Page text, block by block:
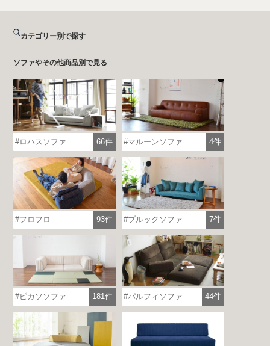
り
カテゴリー別で探す
ソファやその他商品別で見る
ロハスソファ 66件 マルーンソファ 4件
フロフロ 93件 ブルックソファ 7件
ピカソソファ 181件 パルフィソファ 44件